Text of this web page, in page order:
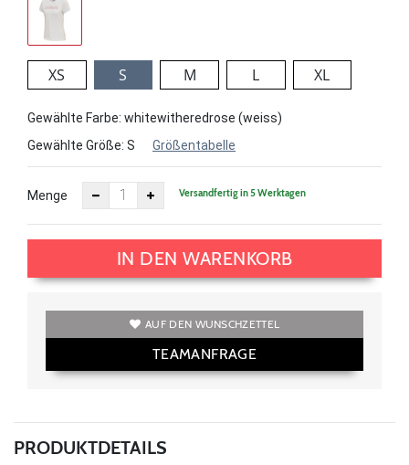
XS S M L XL
Gewählte Farbe: whitewitheredrose (weiss)
Gewählte Größe: S Größentabelle
Menge Versandfertig in 5 Werktagen
IN DEN WARENKORB
AUF DEN WUNSCHZETTEL
TEAMANFRAGE
PRODUKTDETAILS